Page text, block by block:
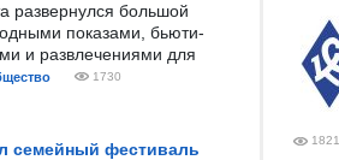
развернулся большой
показами, бьюти-
и развлечениями для
1730
семейный фестиваль
1821